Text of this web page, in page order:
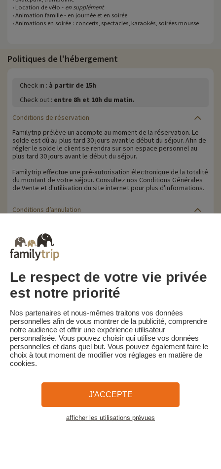
› Location de vélo - en supplément
› Animation famille - en journée et en soirée
› Animations en soirée : concerts, spectacles, karaokés, soirées mousse
Politiques de l'hébergement
Check in : à partir de 15h
Check out : entre 8h et 10h du matin.
Conditions de réservation
Familytrip prélève un acompte au moment de la réservation. Le
solde est dû au plus tard 30 jours avant le début du séjour. Afin de
régler le solde le client se rendra sur son espace personnel au
plus tard 30 jours avant le début du séjour.
Familytrip effectue une pré-autorisation électronique de la totalité
du montant de votre séjour. Consultez nos Conditions Générales
de Vente et d'utilisation du site internet pour plus d'informations.
Conditions d’annulation
début du séjour. Le client reçoit un rappel de paiement du solde
de la réservation par e-mail 35 jours avant le début du séjour.
Les pénalités d'annulation sont calculées sur la base du barème
• Annulation 30 jours ou plus avant la date de début du séjour :
acompte conservé
• Annulation moins de 30 jours avant la date de début du séjour :
100 % du prix du séjour conservé
Familytrip vous conseille de souscrire l'assurance annulation de
son partenaire AREAS Assurances. Souscrivez au moment de la
réservation ou dans les 24h suivant votre réservation par
téléphone.
CGV et Charte de Confidentialité
La Presse parle de nous
Partenaires FAQ Blog Plan du site
Le respect de votre vie privée
est notre priorité
Nos partenaires et nous-mêmes traitons vos données
personnelles afin de vous montrer de la publicité, comprendre
notre audience et offrir une expérience utilisateur
personnalisée. Vous pouvez choisir qui utilise vos données
personnelles et dans quel but. Vous pouvez également faire le
choix à tout moment de modifier vos réglages en matière de
cookies.
J'ACCEPTE
afficher les utilisations prévues